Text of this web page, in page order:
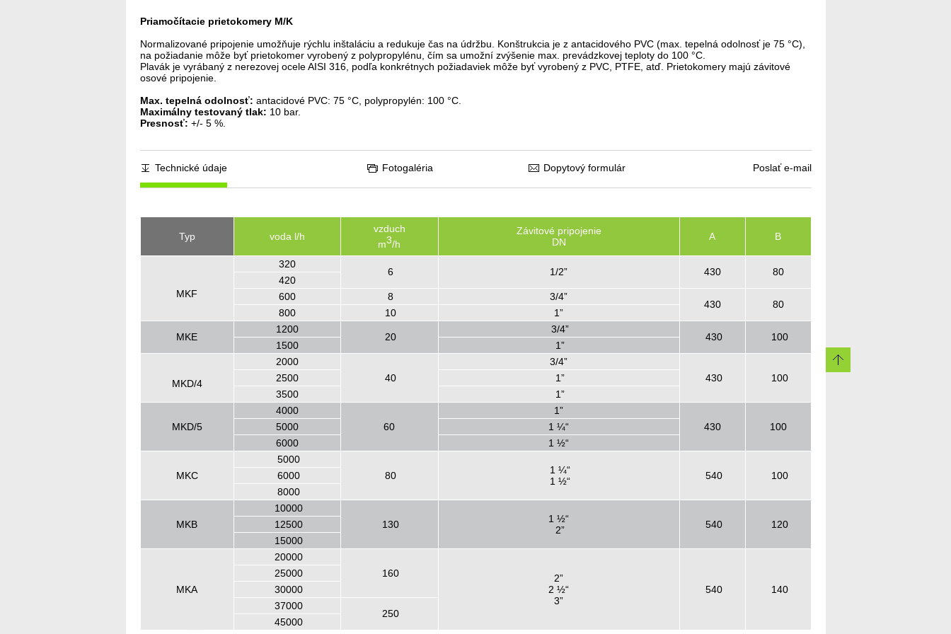
Priamočítacie prietokomery M/K
Normalizované pripojenie umožňuje rýchlu inštaláciu a redukuje čas na údržbu. Konštrukcia je z antacidového PVC (max. tepelná odolnosť je 75 °C),
na požiadanie môže byť prietokomer vyrobený z polypropylénu, čím sa umožní zvýšenie max. prevádzkovej teploty do 100 °C.
Plavák je vyrábaný z nerezovej ocele AISI 316, podľa konkrétnych požiadaviek môže byť vyrobený z PVC, PTFE, atď. Prietokomery majú závitové
osové pripojenie.
Max. tepelná odolnosť: antacidové PVC: 75 °C, polypropylén: 100 °C.
Maximálny testovaný tlak: 10 bar.
Presnosť: +/- 5 %.
Technické údaje Fotogaléria Dopytový formulár Poslať e-mail
Typ voda l/h
vzduch
m3/h
Závitové pripojenie
DN
A B
MKF
320
6 1/2” 430 80
420
600
8 3/4”
430 80
800 10 1”
MKE
1200
20
3/4”
430 100
1500 1”
MKD/4
2000
40
3/4”
430
100
2500
1”
3500
1”
MKD/5
4000
60
1”
430
100
5000
1 ¼“
6000
1 ½“
MKC
5000
80
1 ¼“
1 ½“
540 100
6000
8000
MKB
10000
130
1 ½“
2”
540 120
12500
15000
MKA
20000
160
2”
2 ½“
3”
540 140
25000
30000
37000
250
45000